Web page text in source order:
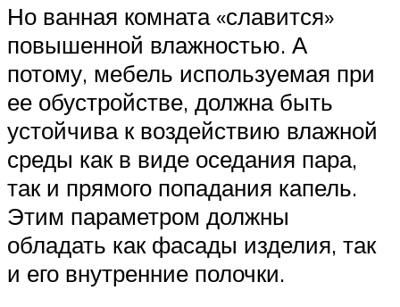
Но ванная комната «славится»
повышенной влажностью. А
потому, мебель используемая при
ее обустройстве, должна быть
устойчива к воздействию влажной
среды как в виде оседания пара,
так и прямого попадания капель.
Этим параметром должны
обладать как фасады изделия, так
и его внутренние полочки.